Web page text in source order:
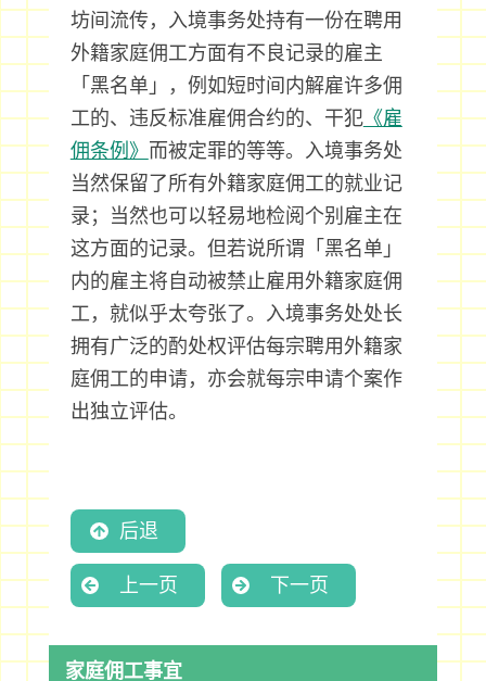
坊间流传，入境事务处持有一份在聘用
外籍家庭佣工方面有不良记录的雇主
「黑名单」，例如短时间内解雇许多佣
工的、违反标准雇佣合约的、干犯《雇
佣条例》 而被定罪的等等。入境事务处
当然保留了所有外籍家庭佣工的就业记
录；当然也可以轻易地检阅个别雇主在
这方面的记录。但若说所谓「黑名单」
内的雇主将自动被禁止雇用外籍家庭佣
工，就似乎太夸张了。入境事务处处长
拥有广泛的酌处权评估每宗聘用外籍家
庭佣工的申请，亦会就每宗申请个案作
出独立评估。
后退
上一页 下一页
家庭佣工事宜